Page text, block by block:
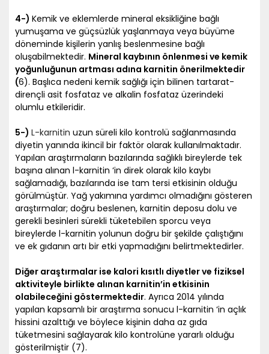
4-) Kemik ve eklemlerde mineral eksikliğine bağlı
yumuşama ve güçsüzlük yaşlanmaya veya büyüme
döneminde kişilerin yanlış beslenmesine bağlı
oluşabilmektedir. Mineral kaybının önlenmesi ve kemik
yoğunluğunun artması adına karnitin önerilmektedir
(6). Başlıca nedeni kemik sağlığı için bilinen tartarat-
dirençli asit fosfataz ve alkalin fosfataz üzerindeki
olumlu etkileridir.
5-) L-karnitin uzun süreli kilo kontrolü sağlanmasında
diyetin yanında ikincil bir faktör olarak kullanılmaktadır.
Yapılan araştırmaların bazılarında sağlıklı bireylerde tek
başına alınan l-karnitin ‘in direk olarak kilo kaybı
sağlamadığı, bazılarında ise tam tersi etkisinin olduğu
görülmüştür. Yağ yakımına yardımcı olmadığını gösteren
araştırmalar; doğru beslenen, karnitin deposu dolu ve
gerekli besinleri sürekli tüketebilen sporcu veya
bireylerde l-karnitin yolunun doğru bir şekilde çalıştığını
ve ek gıdanın artı bir etki yapmadığını belirtmektedirler.
Diğer araştırmalar ise kalori kısıtlı diyetler ve fiziksel
aktiviteyle birlikte alınan karnitin’in etkisinin
olabileceğini göstermektedir. Ayrıca 2014 yılında
yapılan kapsamlı bir araştırma sonucu l-karnitin ‘in açlık
hissini azalttığı ve böylece kişinin daha az gıda
tüketmesini sağlayarak kilo kontrolüne yararlı olduğu
gösterilmiştir (7).